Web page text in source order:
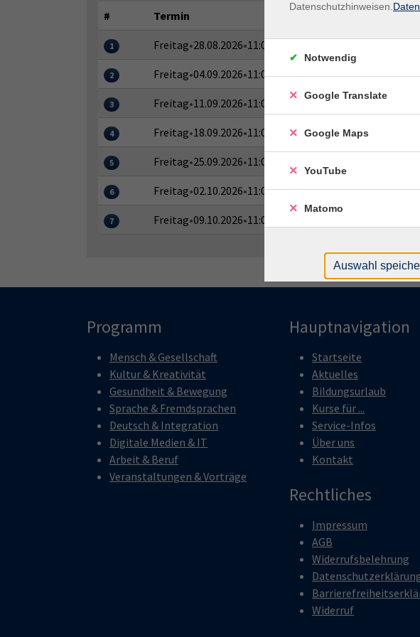
# Termin
1 Freitag•28.08.2026•11:00–12:00 Uhr
2 Freitag•04.09.2026•11:00–12:00 Uhr
3 Freitag•11.09.2026•11:00–12:00 Uhr
4 Freitag•18.09.2026•11:00–12:00 Uhr
5 Freitag•25.09.2026•11:00–12:00 Uhr
6 Freitag•02.10.2026•11:00–12:00 Uhr
7 Freitag•09.10.2026•11:00–12:00 Uhr
Programm
Mensch & Gesellschaft
Kultur & Kreativität
Gesundheit & Bewegung
Sprache & Fremdsprachen
Deutsch & Integration
Digitale Medien & IT
Arbeit & Beruf
Veranstaltungen & Vorträge
Hauptnavigation
Startseite
Aktuelles
Bildungsurlaub
Kurse für ...
Service-Infos
Über uns
Kontakt
Rechtliches
Impressum
AGB
Widerrufsbelehrung
Widerruf
Datenschutzhinweisen.
Notwendig
Google Translate
Google Maps
YouTube
Matomo
Auswahl